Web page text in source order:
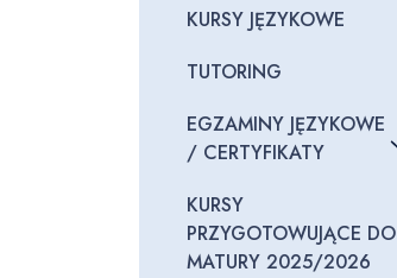
KURSY JĘZYKOWE
TUTORING
EGZAMINY JĘZYKOWE
/ CERTYFIKATY
KURSY
PRZYGOTOWUJĄCE DO
MATURY 2025/2026